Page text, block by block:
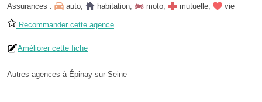
Assurances :
auto, habitation, moto, mutuelle, vie
Recommander cette agence
Améliorer cette fiche
Autres agences à Épinay-sur-Seine